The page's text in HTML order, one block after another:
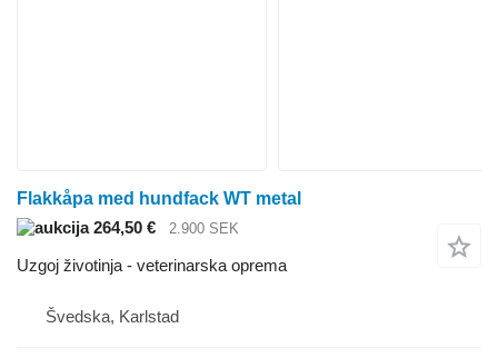
Flakkåpa med hundfack WT metal
264,50 €
2.900 SEK
Uzgoj životinja - veterinarska oprema
Švedska, Karlstad